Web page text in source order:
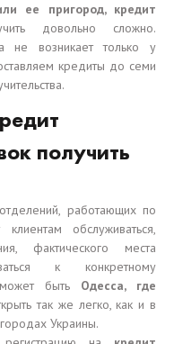
ее пригород, кредит
довольно сложно.
не возникает только у
кредиты до семи
получить
работающих по
обслуживаться,
фактического места
к конкретному
может быть Одесса, где
так же легко, как и в
Украины.